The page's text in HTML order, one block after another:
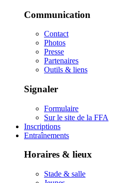
Communication
Contact
Photos
Presse
Partenaires
Outils & liens
Signaler
Formulaire
Sur le site de la FFA
Inscriptions
Entraînements
Horaires & lieux
Stade & salle